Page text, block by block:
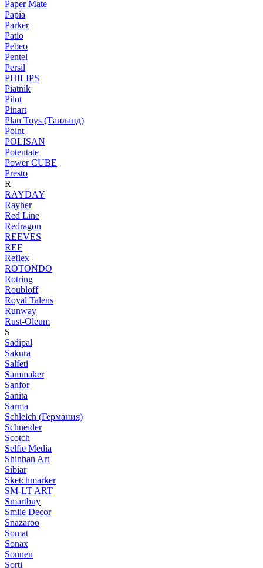
Paper Mate
Papia
Parker
Patio
Pebeo
Pentel
Persil
PHILIPS
Piatnik
Pilot
Pinart
Plan Toys (Таиланд)
Point
POLISAN
Potentate
Power CUBE
Presto
R
RAYDAY
Rayher
Red Line
Redragon
REEVES
REF
Reflex
ROTONDO
Rotring
Roubloff
Royal Talens
Runway
Rust-Oleum
S
Sadipal
Sakura
Salfeti
Sammaker
Sanfor
Sanita
Sarma
Schleich (Германия)
Schneider
Scotch
Selfie Media
Shinhan Art
Sibiar
Sketchmarker
SM-LT ART
Smartbuy
Smile Decor
Snazaroo
Somat
Sonax
Sonnen
Sorti